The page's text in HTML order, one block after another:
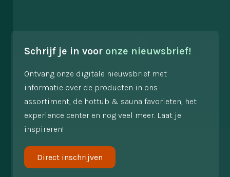
Schrijf je in voor onze nieuwsbrief!
Ontvang onze digitale nieuwsbrief met
informatie over de producten in ons
assortiment, de hottub & sauna favorieten, het
experience center en nog veel meer. Laat je
inspireren!
Direct inschrijven